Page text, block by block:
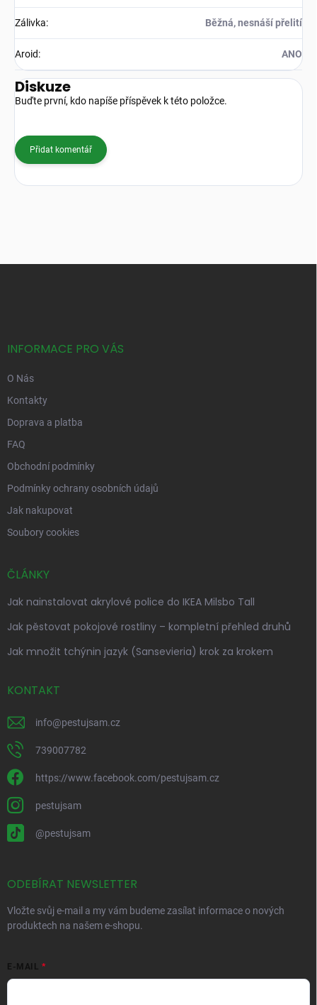
Zálivka: Běžná, nesnáší přelití
Aroid: ANO
Diskuze
Buďte první, kdo napíše příspěvek k této položce.
Přidat komentář
Z
INFORMACE PRO VÁS
O Nás
Kontakty
Doprava a platba
FAQ
Obchodní podmínky
Podmínky ochrany osobních údajů
Jak nakupovat
Soubory cookies
ČLÁNKY
Jak nainstalovat akrylové police do IKEA Milsbo Tall
Jak pěstovat pokojové rostliny – kompletní přehled druhů
Jak množit tchýnin jazyk (Sansevieria) krok za krokem
KONTAKT
info@pestujsam.cz
739007782
https://www.facebook.com/pestujsam.cz
pestujsam
@pestujsam
ODEBÍRAT NEWSLETTER
Vložte svůj e-mail a my vám budeme zasílat informace o nových
produktech na našem e-shopu.
E-MAIL